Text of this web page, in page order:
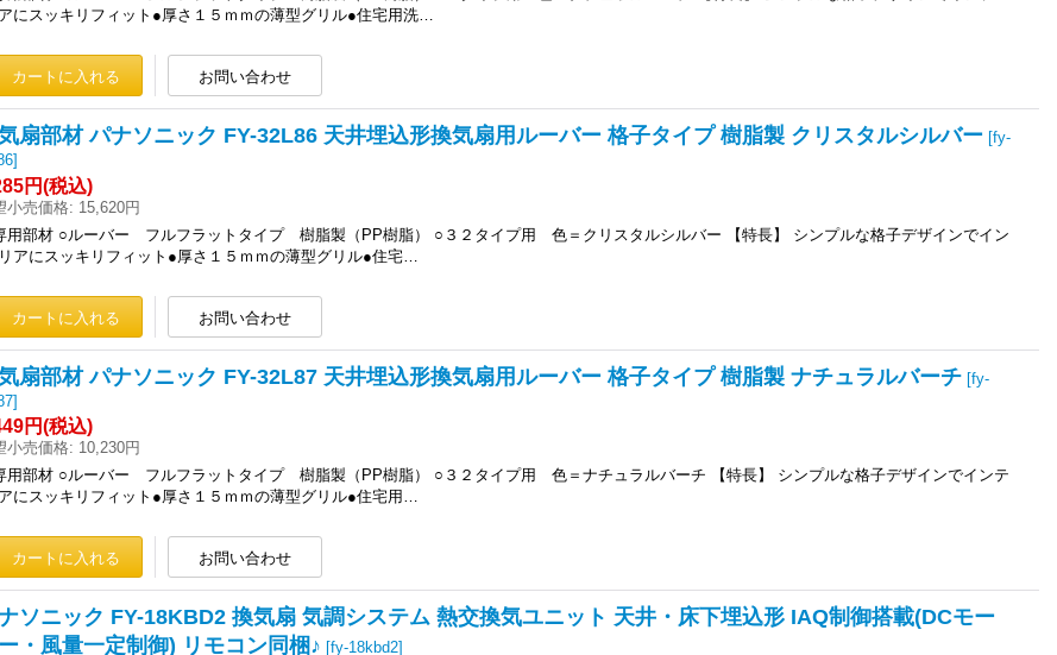
にスッキリフィット●厚さ１５ｍｍの薄型グリル●住宅用洗…
扇部材 パナソニック FY-32L86 天井埋込形換気扇用ルーバー 格子タイプ 樹脂製 クリスタルシルバー [fy-
]
円(税込)
小売価格: 15,620円
用部材 ○ルーバー フルフラットタイプ 樹脂製（PP樹脂） ○３２タイプ用 色＝クリスタルシルバー 【特長】 シンプルな格子デザインでイン
アにスッキリフィット●厚さ１５ｍｍの薄型グリル●住宅…
扇部材 パナソニック FY-32L87 天井埋込形換気扇用ルーバー 格子タイプ 樹脂製 ナチュラルバーチ [fy-
]
円(税込)
小売価格: 10,230円
用部材 ○ルーバー フルフラットタイプ 樹脂製（PP樹脂） ○３２タイプ用 色＝ナチュラルバーチ 【特長】 シンプルな格子デザインでインテ
にスッキリフィット●厚さ１５ｍｍの薄型グリル●住宅用…
ソニック FY-18KBD2 換気扇 気調システム 熱交換気ユニット 天井・床下埋込形 IAQ制御搭載(DCモー
・風量一定制御) リモコン同梱♪ [fy-18kbd2]